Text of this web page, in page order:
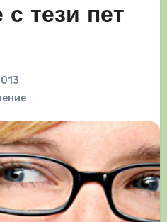
с тези пет